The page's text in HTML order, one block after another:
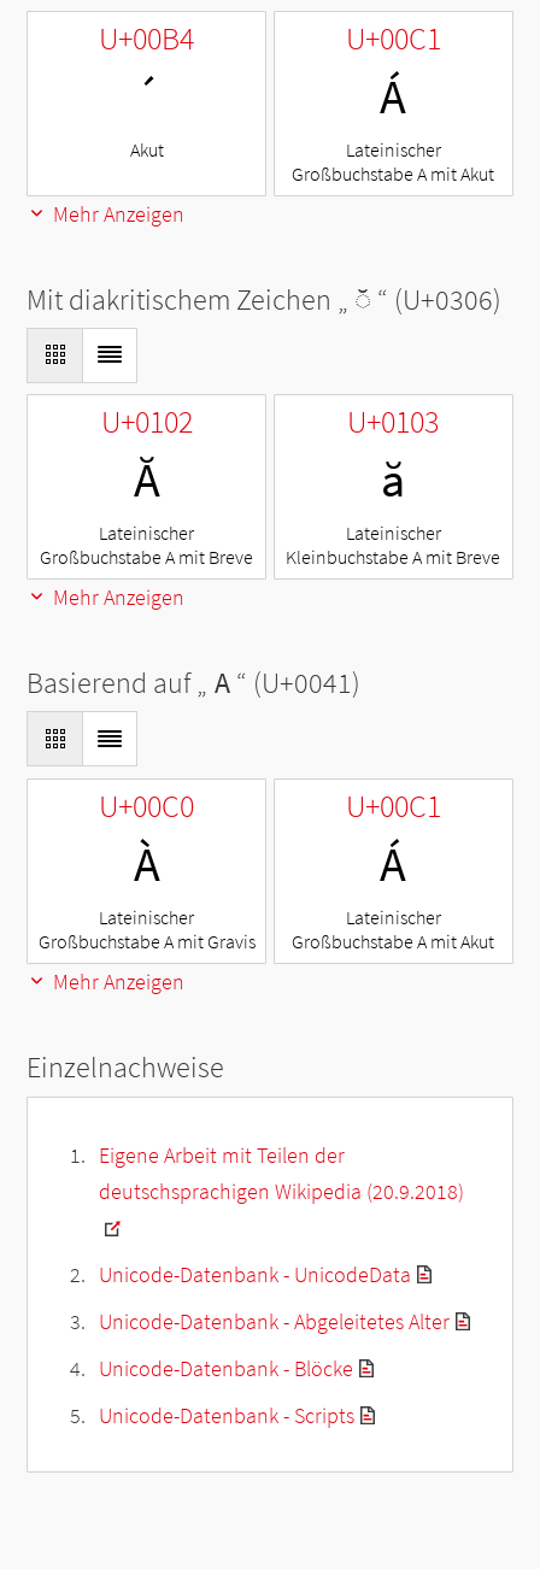
U+00B4
´
Akut
U+00C1
Á
Lateinischer
Großbuchstabe A mit Akut
Mehr Anzeigen
Mit diakritischem Zeichen „ ◌̆ “ (U+0306)
U+0102
Ă
Lateinischer
Großbuchstabe A mit Breve
U+0103
ă
Lateinischer
Kleinbuchstabe A mit Breve
Mehr Anzeigen
Basierend auf „ A“ (U+0041)
U+00C0
À
Lateinischer
Großbuchstabe A mit Gravis
U+00C1
Á
Lateinischer
Großbuchstabe A mit Akut
Mehr Anzeigen
Einzelnachweise
Eigene Arbeit mit Teilen der
deutschsprachigen Wikipedia (20.9.2018)
Unicode-Datenbank - UnicodeData
Unicode-Datenbank - Abgeleitetes Alter
Unicode-Datenbank - Blöcke
Unicode-Datenbank - Scripts